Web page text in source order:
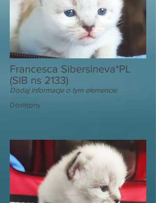
Francesca Sibersineva*PL
(SIB ns 2133)
Dodaj informacje o tym elemencie
Dostępny